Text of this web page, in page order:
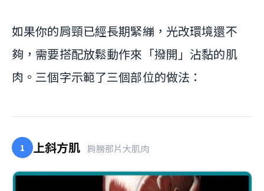
如果你的肩頸已經長期緊繃，光改環境還不
夠，需要搭配放鬆動作來「撥開」沾黏的肌
肉。三個字示範了三個部位的做法：
1 上斜方肌 肩膀那片大肌肉